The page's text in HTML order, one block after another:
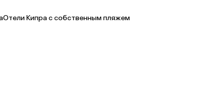
Отели Кипра с собственным пляжем